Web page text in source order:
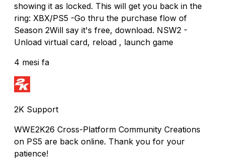
showing it as locked. This will get you back in the
ring: XBX/PS5 -Go thru the purchase flow of
Season 2Will say it's free, download. NSW2 -
Unload virtual card, reload , launch game
4 mesi fa
2K Support
WWE2K26 Cross-Platform Community Creations
on PS5 are back online. Thank you for your
patience!